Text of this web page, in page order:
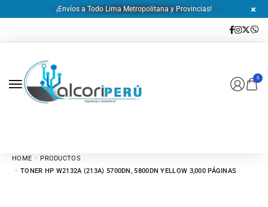
¡Envíos a Todo Lima Metropolitana y Provincias!
0
HOME
PRODUCTOS
TONER HP W2132A (213A) 5700DN, 5800DN YELLOW 3,000 PÁGINAS